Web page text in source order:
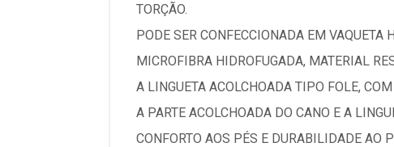
TORÇÃO.
PODE SER CONFECCIONADA EM VAQUETA
MICROFIBRA HIDROFUGADA, MATERIAL
A LINGUETA ACOLCHOADA TIPO FOLE,
A PARTE ACOLCHOADA DO CANO E A
CONFORTO AOS PÉS E DURABILIDADE AO